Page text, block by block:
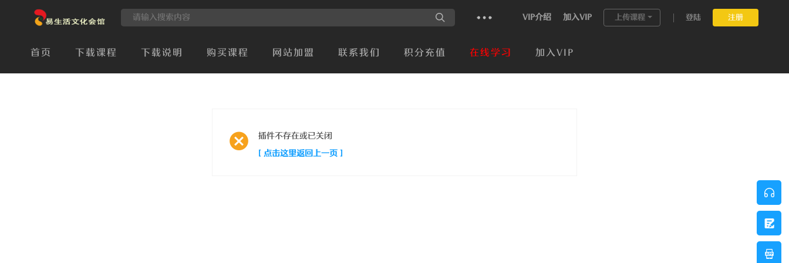
VIP介绍 加入VIP 上传课程 登陆 注册
首页 下载课程 下载说明 购买课程 网站加盟 联系我们 积分充值 在线学习 加入VIP
插件不存在或已关闭
[ 点击这里返回上一页 ]